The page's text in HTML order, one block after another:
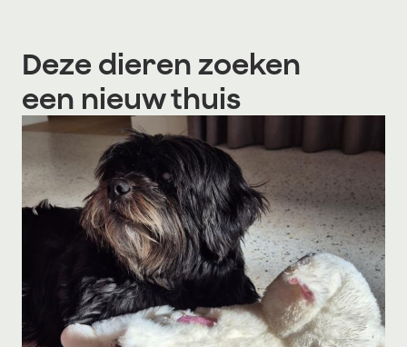
Deze dieren zoeken
een nieuw thuis